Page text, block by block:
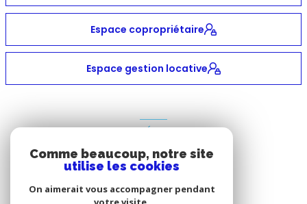
Espace copropriétaire
Espace gestion locative
ADHÉRENTS
Nous adhérons
Comme beaucoup, notre site
utilise les cookies
On aimerait vous accompagner pendant